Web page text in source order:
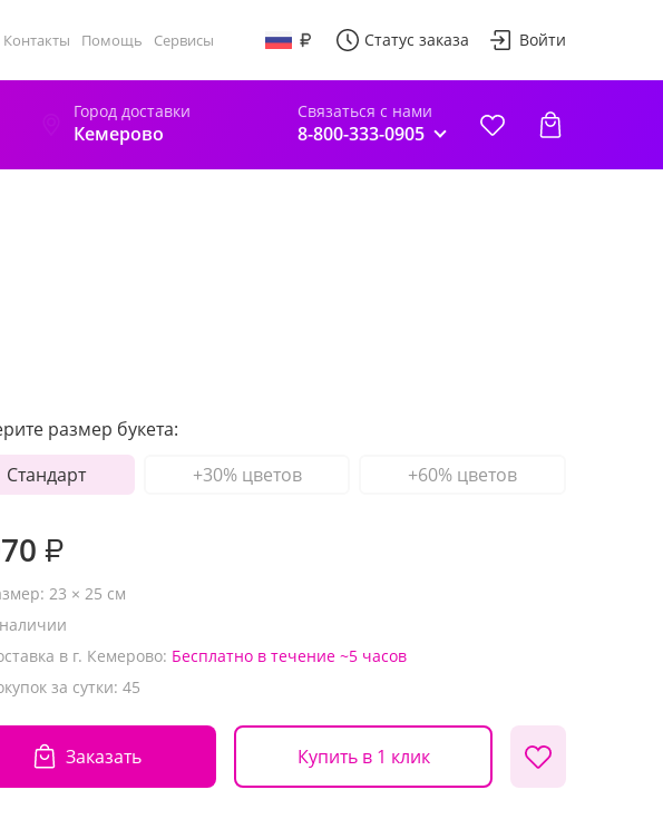
Контакты Помощь Сервисы Статус заказа Войти
Город доставки
Кемерово
Связаться с нами
8-800-333-0905
размер букета:
Стандарт
+30% цветов +60% цветов
₽
23 × 25 см
в г. Кемерово: Бесплатно в течение ~5 часов
за сутки: 45
Заказать Купить в 1 клик